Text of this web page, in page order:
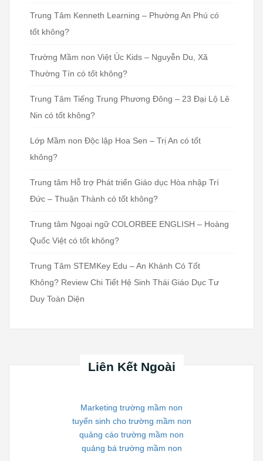
Trung Tâm Kenneth Learning – Phường An Phú có
tốt không?
Trường Mầm non Việt Úc Kids – Nguyễn Du, Xã
Thường Tín có tốt không?
Trung Tâm Tiếng Trung Phương Đông – 23 Đại Lộ Lê
Nin có tốt không?
Lớp Mầm non Độc lập Hoa Sen – Trị An có tốt
không?
Trung tâm Hỗ trợ Phát triển Giáo dục Hòa nhập Trí
Đức – Thuận Thành có tốt không?
Trung tâm Ngoại ngữ COLORBEE ENGLISH – Hoàng
Quốc Việt có tốt không?
Trung Tâm STEMKey Edu – An Khánh Có Tốt
Không? Review Chi Tiết Hệ Sinh Thái Giáo Dục Tư
Duy Toàn Diện
Liên Kết Ngoài
Marketing trường mầm non
tuyển sinh cho trường mầm non
quảng cáo trường mầm non
quảng bá trường mầm non